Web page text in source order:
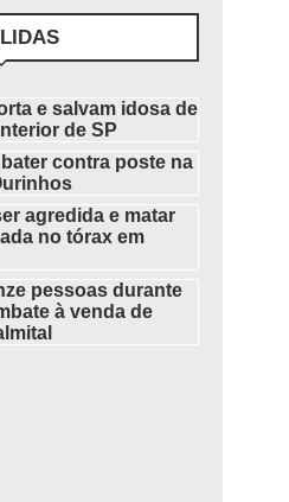
e salvam idosa de
de SP
contra poste na
agredida e matar
no tórax em
pessoas durante
à venda de